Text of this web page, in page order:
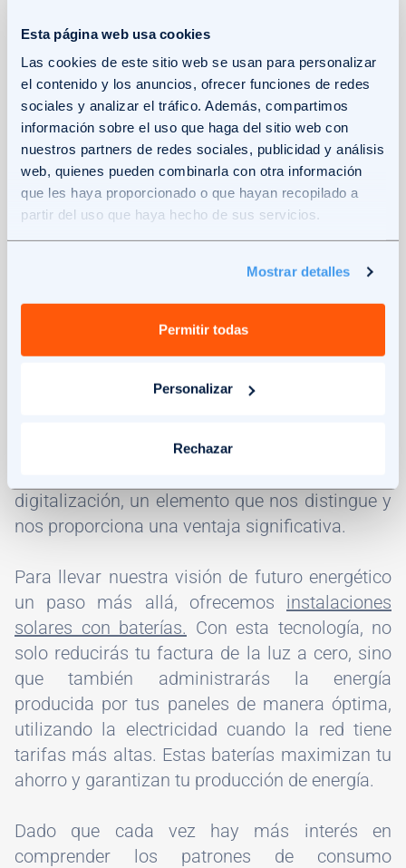
Esta página web usa cookies
Las cookies de este sitio web se usan para personalizar
el contenido y los anuncios, ofrecer funciones de redes
sociales y analizar el tráfico. Además, compartimos
información sobre el uso que haga del sitio web con
nuestros partners de redes sociales, publicidad y análisis
web, quienes pueden combinarla con otra información
que les haya proporcionado o que hayan recopilado a
partir del uso que haya hecho de sus servicios.
Mostrar detalles
Permitir todas
Personalizar
Rechazar
proporcionan ahorros significativos. Además,
la energía solar respalda los objetivos de
energía renovable de la UE, contribuyendo a un
futuro más verde y sostenible.
Contribución de los paneles solares a la
sostenibilidad
En Solar360, nos enorgullecemos de ser un
referente en innovación sostenible y digital en
el sector energético. Nuestra estrategia se basa
en aprovechar las fortalezas de nuestras
soluciones de autoconsumo
competitivas. Además, añadimos un toque
digitalización, un elemento que nos distingue y
nos proporciona una ventaja significativa.
Para llevar nuestra visión de futuro energético
un paso más allá, ofrecemos instalaciones
solares con baterías. Con esta tecnología, no
solo reducirás tu factura de la luz a cero, sino
que también administrarás la energía
producida por tus paneles de manera óptima,
utilizando la electricidad cuando la red tiene
tarifas más altas. Estas baterías maximizan tu
ahorro y garantizan tu producción de energía.
Dado que cada vez hay más interés en
comprender los patrones de consumo